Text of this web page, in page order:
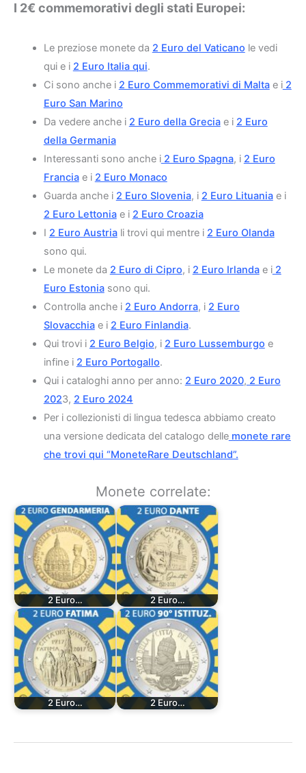
I 2€ commemorativi degli stati Europei:
Le preziose monete da 2 Euro del Vaticano le vedi
qui e i 2 Euro Italia qui.
Ci sono anche i 2 Euro Commemorativi di Maltae i2
Euro San Marino
Da vedere anche i 2 Euro della Greciae i 2 Euro
della Germania
Interessanti sono anche i2 Euro Spagna, i 2 Euro
Franciae i 2 Euro Monaco
Guarda anche i 2 Euro Slovenia, i 2 Euro Lituaniae i
2 Euro Lettoniae i 2 Euro Croazia
I 2 Euro Austriali trovi qui mentre i 2 Euro Olanda
sono qui.
Le monete da 2 Euro di Cipro, i 2 Euro Irlandae i2
Euro Estoniasono qui.
Controlla anche i 2 Euro Andorra, i 2 Euro
Slovacchiae i 2 Euro Finlandia.
Qui trovi i 2 Euro Belgio, i 2 Euro Lussemburgo e
infine i 2 Euro Portogallo.
Qui i cataloghi anno per anno: 2 Euro 2020, 2 Euro
2023, 2 Euro 2024
Per i collezionisti di lingua tedesca abbiamo creato
una versione dedicata del catalogo dellemonete rare
che trovi qui “MoneteRare Deutschland”.
Monete correlate:
2 Euro… 2 Euro…
2 Euro… 2 Euro…